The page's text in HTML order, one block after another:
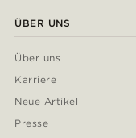
ÜBER UNS
Über uns
Karriere
Neue Artikel
Presse